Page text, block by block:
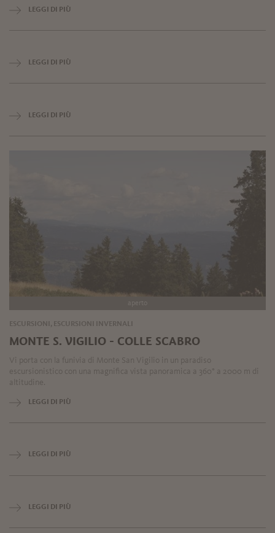
LEGGI DI PIÙ
LEGGI DI PIÙ
LEGGI DI PIÙ
aperto
ESCURSIONI, ESCURSIONI INVERNALI
MONTE S. VIGILIO - COLLE SCABRO
Vi porta con la funivia di Monte San Vigilio in un paradiso
escursionistico con una magnifica vista panoramica a 360° a 2000 m di
altitudine.
LEGGI DI PIÙ
LEGGI DI PIÙ
LEGGI DI PIÙ